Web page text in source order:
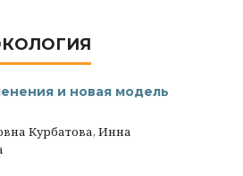
и новая модель
Курбатова, Инна